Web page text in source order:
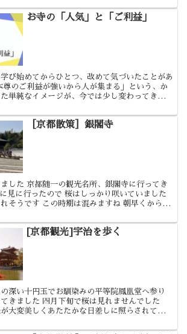
お寺の「人気」と「ご利益」
び始めてからひとつ、改めて気づいたことがあ
尊のご利益が強いから人が集まる」という、か
単純なイメージが、今では少し変わってきたと
［京都散策］銀閣寺
した 京都随一の観光名所、銀閣寺に行ってき
見に行ったので 桜はしっかり咲いていました
そうです この時期は混みますね 朝早くから多
[京都観光]宇治を歩く
深い十円玉でお馴染みの平等院鳳凰堂へ参り
きました 四月下旬で桜は見れませんでした
大変美しくあたたかな日差しに照らされてゆっ